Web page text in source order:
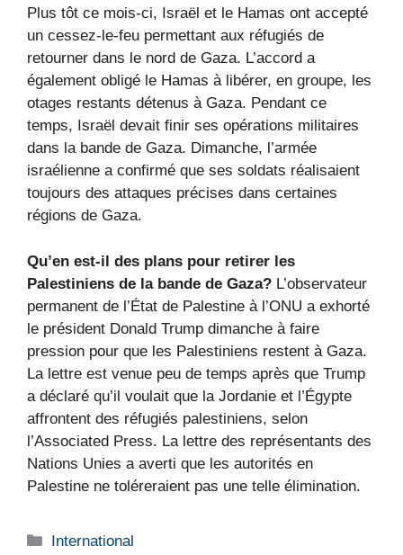
Plus tôt ce mois-ci, Israël et le Hamas ont accepté
un cessez-le-feu permettant aux réfugiés de
retourner dans le nord de Gaza. L’accord a
également obligé le Hamas à libérer, en groupe, les
otages restants détenus à Gaza. Pendant ce
temps, Israël devait finir ses opérations militaires
dans la bande de Gaza. Dimanche, l’armée
israélienne a confirmé que ses soldats réalisaient
toujours des attaques précises dans certaines
régions de Gaza.
Qu’en est-il des plans pour retirer les
Palestiniens de la bande de Gaza? L’observateur
permanent de l’État de Palestine à l’ONU a exhorté
le président Donald Trump dimanche à faire
pression pour que les Palestiniens restent à Gaza.
La lettre est venue peu de temps après que Trump
a déclaré qu’il voulait que la Jordanie et l’Égypte
affrontent des réfugiés palestiniens, selon
l’Associated Press. La lettre des représentants des
Nations Unies a averti que les autorités en
Palestine ne toléreraient pas une telle élimination.
Catégories
International